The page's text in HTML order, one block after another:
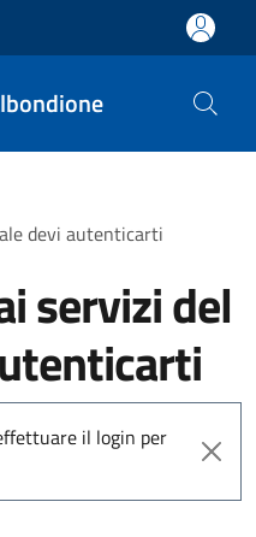
devi autenticarti
servizi del
il login per